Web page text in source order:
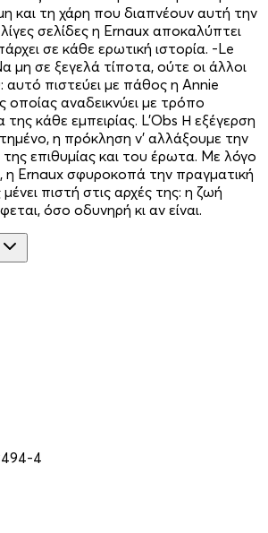
και τη χάρη που διαπνέουν αυτή την
σελίδες η Ernaux αποκαλύπτει
σε κάθε ερωτική ιστορία. -Le
μη σε ξεγελά τίποτα, ούτε οι άλλοι
πιστεύει με πάθος η Annie
οποίας αναδεικνύει με τρόπο
κάθε εμπειρίας. L’Obs Η εξέγερση
η πρόκληση ν’ αλλάξουμε την
επιθυμίας και του έρωτα. Με λόγο
η Ernaux σφυροκοπά την πραγματική
πιστή στις αρχές της: η ζωή
όσο οδυνηρή κι αν είναι.
4